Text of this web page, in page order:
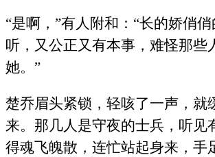
“是啊，”有人附和：“长的娇俏
听，又公正又有本事，难怪那些
她。”
楚乔眉头紧锁，轻咳了一声，就
来。那几人是守夜的士兵，听见
得魂飞魄散，连忙站起身来，手